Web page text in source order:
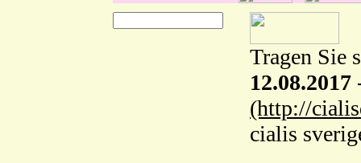
Tragen Sie
12.08.2017
(http://
cialis